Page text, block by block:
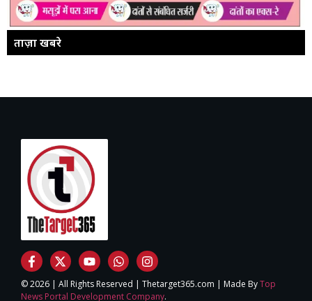
ताज़ा खबरे
© 2026 | All Rights Reserved | Thetarget365.com | Made ByTop
News Portal Development Company.